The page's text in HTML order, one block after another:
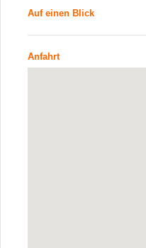
Auf einen Blick
Anfahrt